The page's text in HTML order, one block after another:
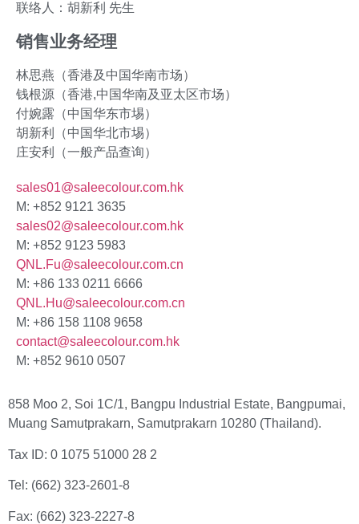
联络人：胡新利 先生
销售业务经理
林思燕（香港及中国华南市场）
钱根源（香港,中国华南及亚太区市场）
付婉露（中国华东市埸）
胡新利（中国华北市埸）
庄安利（一般产品查询）
sales01@saleecolour.com.hk
M: +852 9121 3635
sales02@saleecolour.com.hk
M: +852 9123 5983
QNL.Fu@saleecolour.com.cn
M: +86 133 0211 6666
QNL.Hu@saleecolour.com.cn
M: +86 158 1108 9658
contact@saleecolour.com.hk
M: +852 9610 0507
858 Moo 2, Soi 1C/1, Bangpu Industrial Estate, Bangpumai,
Muang Samutprakarn, Samutprakarn 10280 (Thailand).
Tax ID: 0 1075 51000 28 2
Tel: (662) 323-2601-8
Fax: (662) 323-2227-8